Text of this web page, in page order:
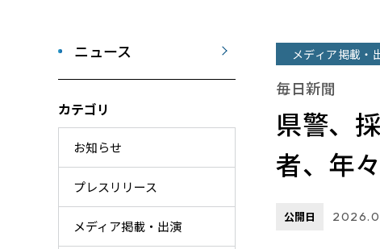
ニュース
カテゴリ
お知らせ
プレスリリース
メディア掲載・出演
メディア掲載・
毎日新聞
県警、
者、年
公開日